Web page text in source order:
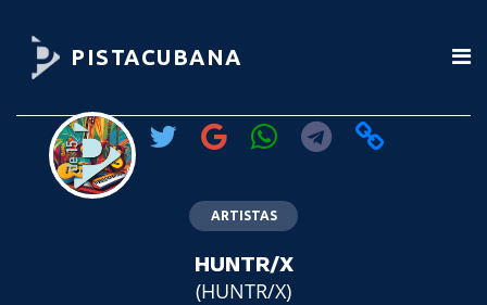
PISTACUBANA
ARTISTAS
HUNTR/X
(HUNTR/X)